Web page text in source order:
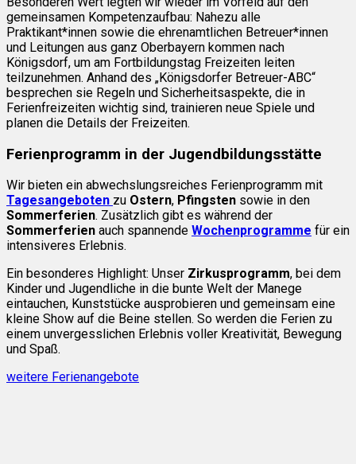
gemeinsamen Kompetenzaufbau: Nahezu alle
Praktikant*innen sowie die ehrenamtlichen Betreuer*innen
und Leitungen aus ganz Oberbayern kommen nach
Königsdorf, um am Fortbildungstag Freizeiten leiten
teilzunehmen. Anhand des „Königsdorfer Betreuer-ABC“
besprechen sie Regeln und Sicherheitsaspekte, die in
Ferienfreizeiten wichtig sind, trainieren neue Spiele und
planen die Details der Freizeiten.
Ferienprogramm in der Jugendbildungsstätte
Wir bieten ein abwechslungsreiches Ferienprogramm mit
Tagesangeboten zu Ostern, Pfingsten sowie in den
Sommerferien. Zusätzlich gibt es während der
Sommerferien auch spannende Wochenprogramme für ein
intensiveres Erlebnis.
Ein besonderes Highlight: Unser Zirkusprogramm, bei dem
Kinder und Jugendliche in die bunte Welt der Manege
eintauchen, Kunststücke ausprobieren und gemeinsam eine
kleine Show auf die Beine stellen. So werden die Ferien zu
einem unvergesslichen Erlebnis voller Kreativität, Bewegung
und Spaß.
weitere Ferienangebote